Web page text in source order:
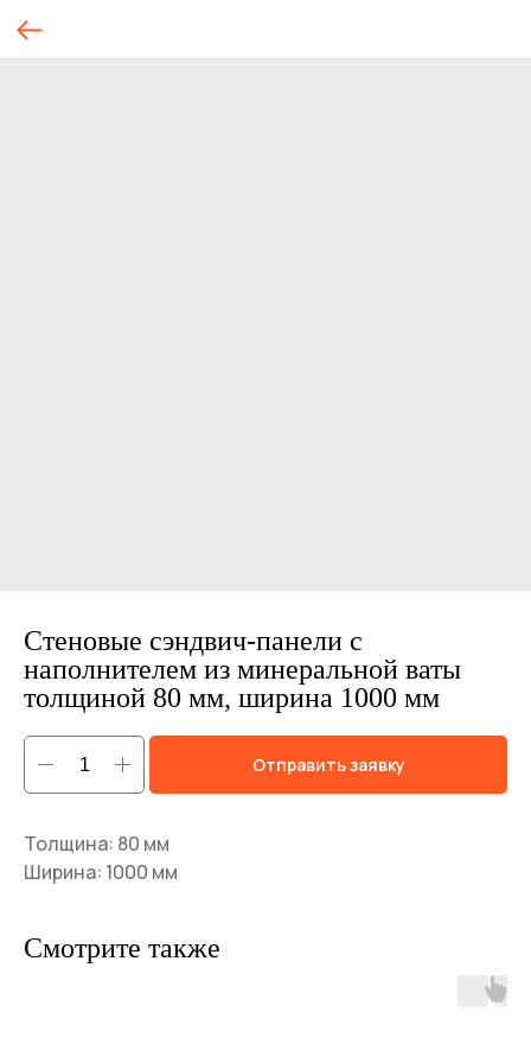
Стеновые сэндвич-панели с
наполнителем из минеральной ваты
толщиной 80 мм, ширина 1000 мм
Отправить заявку
Толщина: 80 мм
Ширина: 1000 мм
Смотрите также